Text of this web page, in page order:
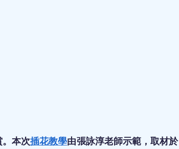
。本次插花教學由張詠淳老師示範，取材於